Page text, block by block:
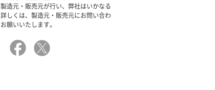
造元・販売元が行い、弊社はいかなる
しくは、製造元・販売元にお問い合わ
願いいたします。